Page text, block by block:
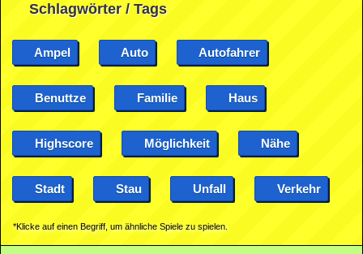
Schlagwörter / Tags
Ampel Auto Autofahrer
Benuttze Familie Haus
Highscore Möglichkeit Nähe
Stadt Stau Unfall Verkehr
*Klicke auf einen Begriff, um ähnliche Spiele zu spielen.